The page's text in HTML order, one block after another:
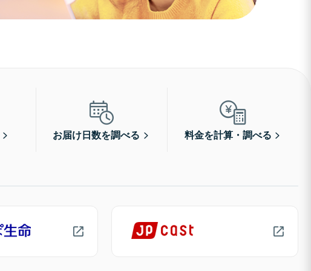
お届け日数を調べる 料金を計算・調べる